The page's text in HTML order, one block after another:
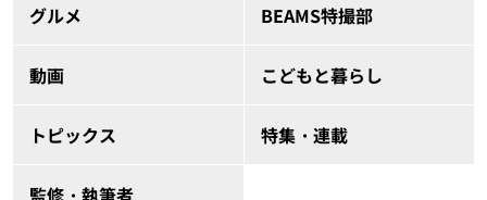
グルメ BEAMS特撮部
動画 こどもと暮らし
トピックス 特集・連載
監修・執筆者